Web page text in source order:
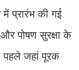
प्रारंभ की गई
पोषण सुरक्षा के
पहले जहां पूरक